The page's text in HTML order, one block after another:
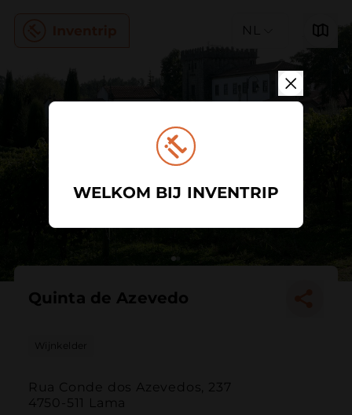
NL
Quinta de Azevedo
Wijnkelder
Rua Conde dos Azevedos, 237
4750-511 Lama
WELKOM BIJ INVENTRIP